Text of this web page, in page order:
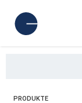
PRODUKTE